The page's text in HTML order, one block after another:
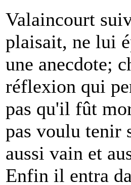
Valaincourt
plaisait, ne lui
une anecdote;
réflexion qui
pas qu'il fût
pas voulu tenir
aussi vain et
Enfin il entra